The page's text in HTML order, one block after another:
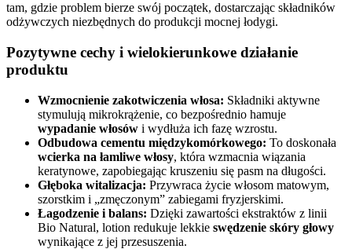
tam, gdzie problem bierze swój początek, dostarczając składników
odżywczych niezbędnych do produkcji mocnej łodygi.
Pozytywne cechy i wielokierunkowe działanie
produktu
Wzmocnienie zakotwiczenia włosa: Składniki aktywne
stymulują mikrokrążenie, co bezpośrednio hamuje
wypadanie włosów i wydłuża ich fazę wzrostu.
Odbudowa cementu międzykomórkowego: To doskonała
wcierka na łamliwe włosy, która wzmacnia wiązania
keratynowe, zapobiegając kruszeniu się pasm na długości.
Głęboka witalizacja: Przywraca życie włosom matowym,
szorstkim i „zmęczonym” zabiegami fryzjerskimi.
Łagodzenie i balans: Dzięki zawartości ekstraktów z linii
Bio Natural, lotion redukuje lekkie swędzenie skóry głowy
wynikające z jej przesuszenia.